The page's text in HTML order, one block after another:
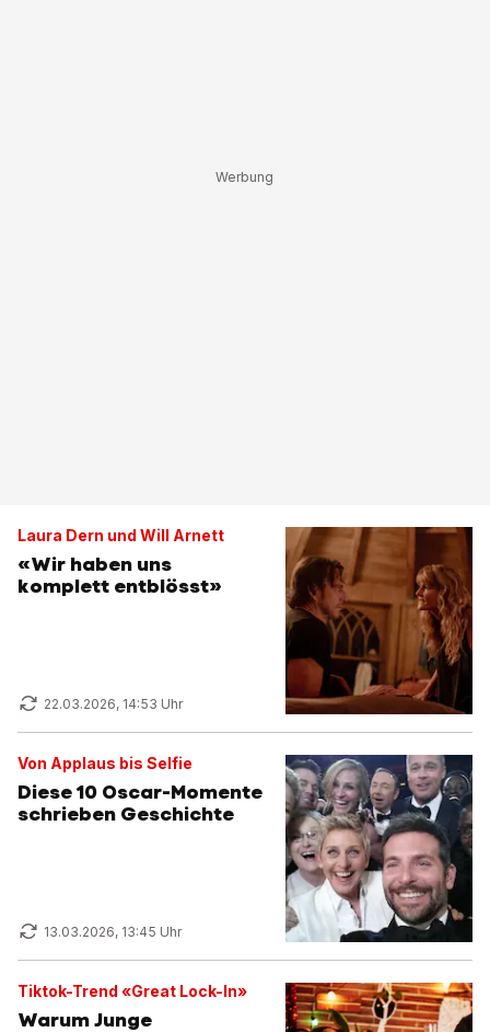
Laura Dern und Will Arnett
«Wir haben uns
komplett entblösst»
22.03.2026, 14:53 Uhr
Von Applaus bis Selfie
Diese 10 Oscar-Momente
schrieben Geschichte
13.03.2026, 13:45 Uhr
Tiktok-Trend «Great Lock-In»
Warum Junge